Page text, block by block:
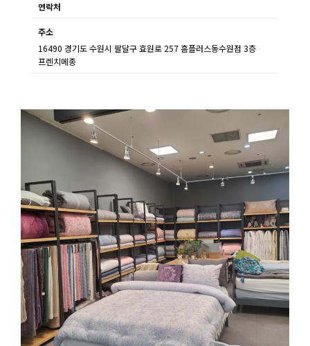
연락처
주소
16490 경기도 수원시 팔달구 효원로 257 홈플러스동수원점 3층
프렌치메종